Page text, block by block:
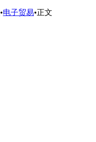
•电子贸易•正文